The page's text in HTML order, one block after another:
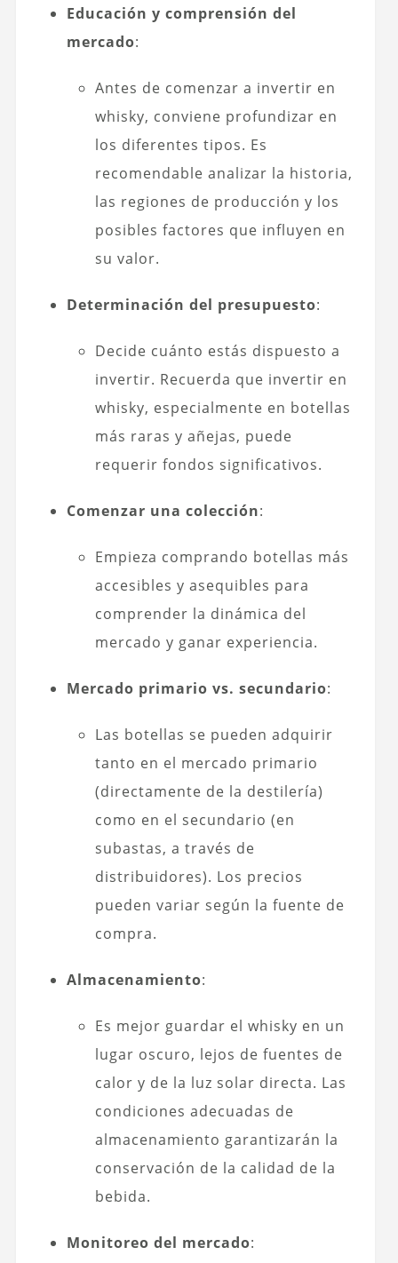
Educación y comprensión del
mercado:
Antes de comenzar a invertir en
whisky, conviene profundizar en
los diferentes tipos. Es
recomendable analizar la historia,
las regiones de producción y los
posibles factores que influyen en
su valor.
Determinación del presupuesto:
Decide cuánto estás dispuesto a
invertir. Recuerda que invertir en
whisky, especialmente en botellas
más raras y añejas, puede
requerir fondos significativos.
Comenzar una colección:
Empieza comprando botellas más
accesibles y asequibles para
comprender la dinámica del
mercado y ganar experiencia.
Mercado primario vs. secundario:
Las botellas se pueden adquirir
tanto en el mercado primario
(directamente de la destilería)
como en el secundario (en
subastas, a través de
distribuidores). Los precios
pueden variar según la fuente de
compra.
Almacenamiento:
Es mejor guardar el whisky en un
lugar oscuro, lejos de fuentes de
calor y de la luz solar directa. Las
condiciones adecuadas de
almacenamiento garantizarán la
conservación de la calidad de la
bebida.
Monitoreo del mercado: